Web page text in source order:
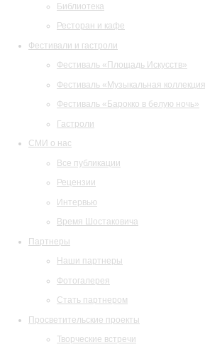
Библиотека
Ресторан и кафе
Фестивали и гастроли
Фестиваль «Площадь Искусств»
Фестиваль «Музыкальная
Фестиваль «Барокко в белую ночь»
Гастроли
СМИ о нас
Все публикации
Рецензии
Интервью
Время Шостаковича
Партнеры
Наши партнеры
Фотогалерея
Стать партнером
Просветительские проекты
Творческие встречи